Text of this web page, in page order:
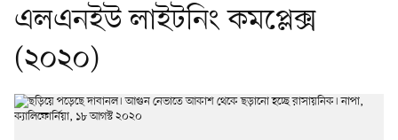
এলএনইউ লাইটনিং কমপ্লেক্স
(২০২০)